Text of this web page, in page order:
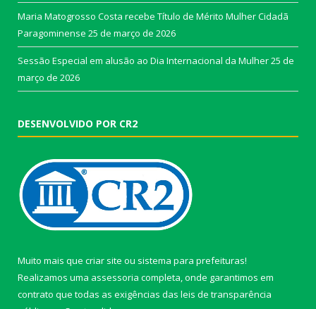
Maria Matogrosso Costa recebe Título de Mérito Mulher Cidadã
Paragominense 25 de março de 2026
Sessão Especial em alusão ao Dia Internacional da Mulher25 de
março de 2026
DESENVOLVIDO POR CR2
Muito mais que criar site ou sistema para prefeituras!
Realizamos uma assessoria completa, onde garantimos em
contrato que todas as exigências das leis de transparência